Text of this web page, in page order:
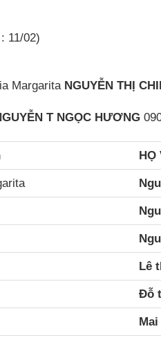
11/02)
Margarita NGUYỄN THỊ
T NGỌC HƯƠNG
HỌ
Lê
Đỗ